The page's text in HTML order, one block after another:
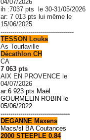
04/07/2026
ih :7037 pts le 30-31/05/2026
ar: 7 013 pts lui même le
15/06/2025
-------------------------------------
TESSON Louka
As Tourlaville
Décathlon CH
CA
7 063 pts
AIX EN PROVENCE le
04/07/2026
ar:6 923 pts Maël
GOURMELIN ROBIN le
05/06/2022
-----------------------------------
DEGANNE Maxens
Macs/sl BA Coutances
2000 STEEPLE 0.84